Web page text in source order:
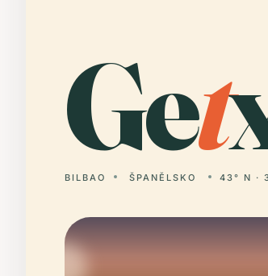
Get
BILBAO ŠPANĚLSKO 43° N ·